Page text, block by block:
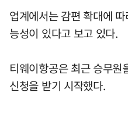
업계에서는 감편 확대에
능성이 있다고 보고 있다.
티웨이항공은 최근 승무
신청을 받기 시작했다.